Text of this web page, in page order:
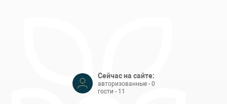
авторизованные - 0
гости - 11